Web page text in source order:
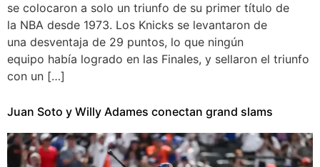
se colocaron a solo un triunfo de su primer título de
la NBA desde 1973. Los Knicks se levantaron de
una desventaja de 29 puntos, lo que ningún
equipo había logrado en las Finales, y sellaron el triunfo
con un […]
Juan Soto y Willy Adames conectan grand slams